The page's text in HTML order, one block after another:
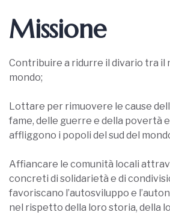
Missione
Contribuire a ridurre il divario tra il
mondo;
Lottare per rimuovere le cause
fame, delle guerre e della povertà
affliggono i popoli del sud del
Affiancare le comunità locali
concreti di solidarietà e di
favoriscano l’autosviluppo e
nel rispetto della loro storia, della